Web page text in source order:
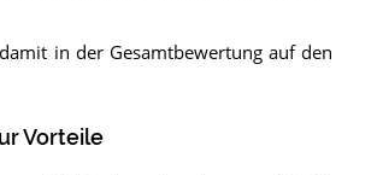
in der Gesamtbewertung auf den
Vorteile